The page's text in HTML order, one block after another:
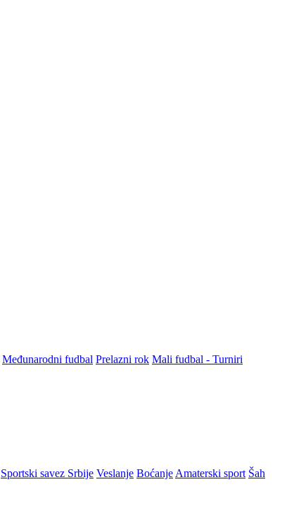
Međunarodni fudbal Prelazni rok Mali fudbal - Turniri
Sportski savez Srbije Veslanje Boćanje Amaterski sport Šah